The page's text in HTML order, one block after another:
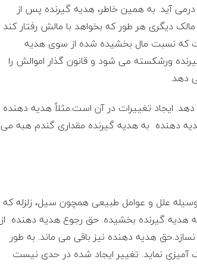
‌آید. به همین خاطر، هدیه گیرنده پس از
دیگری هر طور که بخواهد با مالش رفتار کند
که نسبت مال بخشیده شده از سوی هدیه
ورشکسته می ‌شود و قانون گذار اموالش را
دهد.
دهد. ایجاد تغییرات در آن است.مثلاً هدیه دهنده
دهنده به هدیه گیرنده مقداری گندم هبه می
علل و عوامل طبیعی همچون سیل، زلزله که
هدیه گیرنده بخشیده. حق رجوع هدیه دهنده از
هدیه دهنده نیز باقی می ‌ماند. به ‌طور
‌آمیزی نماید. تغییر ایجاد شده در حدی نیست